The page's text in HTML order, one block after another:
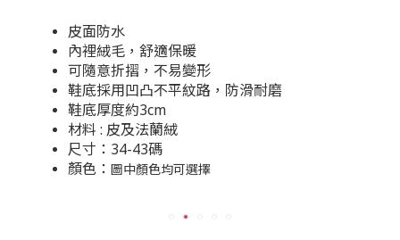
皮面防水
內裡絨毛，舒適保暖
可隨意折摺，不易變形
鞋底採用凹凸不平紋路，防滑耐磨
鞋底厚度約3cm
材料 : 皮及法蘭絨
尺寸：34-43碼
顏色： 圖中顏色均可選擇